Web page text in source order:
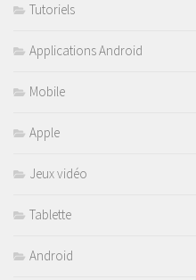
Tutoriels
Applications Android
Mobile
Apple
Jeux vidéo
Tablette
Android